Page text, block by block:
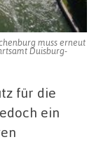
muss erneut
Duisburg-
für die
ein